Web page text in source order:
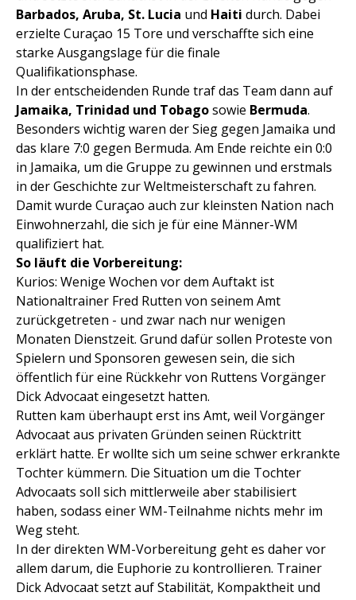
Barbados, Aruba, St. Lucia und Haiti durch. Dabei
erzielte Curaçao 15 Tore und verschaffte sich eine
starke Ausgangslage für die finale
Qualifikationsphase.
In der entscheidenden Runde traf das Team dann auf
Jamaika, Trinidad und Tobagosowie Bermuda.
Besonders wichtig waren der Sieg gegen Jamaika und
das klare 7:0 gegen Bermuda. Am Ende reichte ein 0:0
in Jamaika, um die Gruppe zu gewinnen und erstmals
in der Geschichte zur Weltmeisterschaft zu fahren.
Damit wurde Curaçao auch zur kleinsten Nation nach
Einwohnerzahl, die sich je für eine Männer-WM
qualifiziert hat.
So läuft die Vorbereitung:
Kurios: Wenige Wochen vor dem Auftakt ist
Nationaltrainer Fred Rutten von seinem Amt
zurückgetreten - und zwar nach nur wenigen
Monaten Dienstzeit. Grund dafür sollen Proteste von
Spielern und Sponsoren gewesen sein, die sich
öffentlich für eine Rückkehr von Ruttens Vorgänger
Dick Advocaat eingesetzt hatten.
Rutten kam überhaupt erst ins Amt, weil Vorgänger
Advocaat aus privaten Gründen seinen Rücktritt
erklärt hatte. Er wollte sich um seine schwer erkrankte
Tochter kümmern. Die Situation um die Tochter
Advocaats soll sich mittlerweile aber stabilisiert
haben, sodass einer WM-Teilnahme nichts mehr im
Weg steht.
In der direkten WM-Vorbereitung geht es daher vor
allem darum, die Euphorie zu kontrollieren. Trainer
Dick Advocaat setzt auf Stabilität, Kompaktheit und